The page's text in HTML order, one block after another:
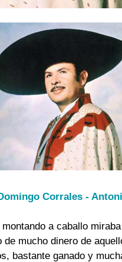
Corrales -
a caballo
de mucho dinero de
bastante ganado y